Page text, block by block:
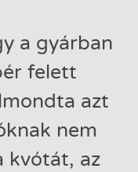
a gyárban
felett
azt
nem
kvótát, az